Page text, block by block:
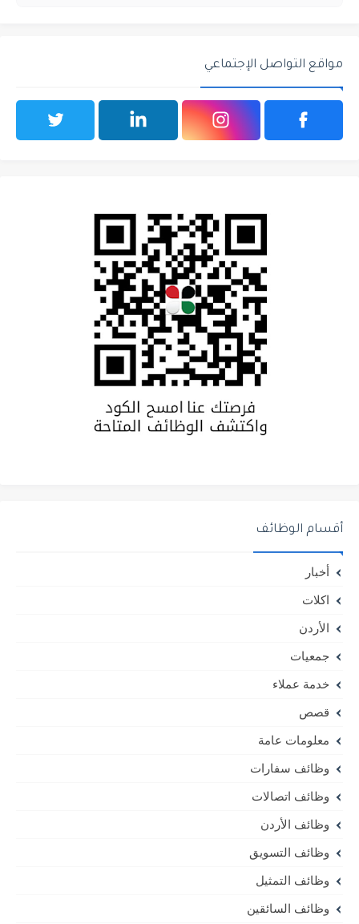
مواقع التواصل الإجتماعي
أقسام الوظائف
أخبار
اكلات
الأردن
جمعيات
خدمة عملاء
قصص
معلومات عامة
وظائف سفارات
وظائف اتصالات
وظائف الأردن
وظائف التسويق
وظائف التمثيل
وظائف السائقين